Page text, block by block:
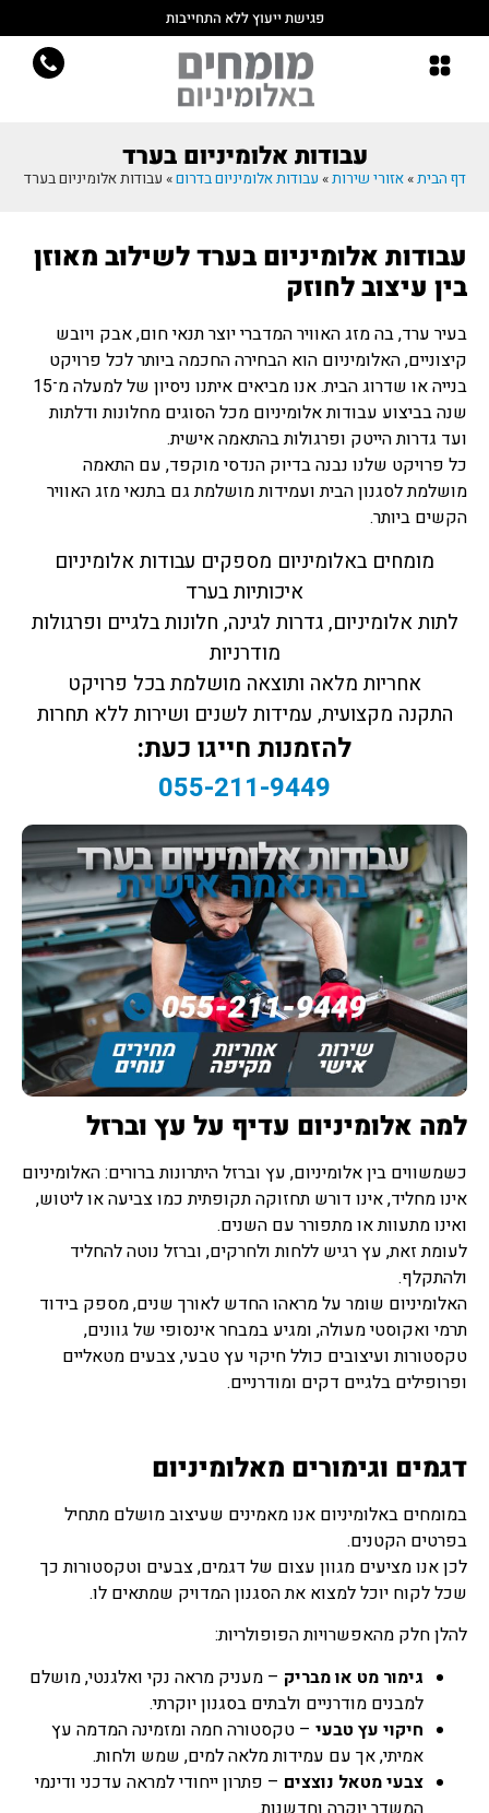
פגישת ייעוץ ללא התחייבות
עבודות אלומיניום בערד
דף הבית»אזורי שירות» עבודות אלומיניום בדרום» עבודות אלומיניום בערד
עבודות אלומיניום בערד לשילוב מאוזן
בין עיצוב לחוזק
בעיר ערד, בה מזג האוויר המדברי יוצר תנאי חום, אבק ויובש
קיצוניים, האלומיניום הוא הבחירה החכמה ביותר לכל פרויקט
בנייה או שדרוג הבית. אנו מביאים איתנו ניסיון של למעלה מ־15
שנה בביצוע עבודות אלומיניום מכל הסוגים מחלונות ודלתות
ועד גדרות הייטק ופרגולות בהתאמה אישית.
כל פרויקט שלנו נבנה בדיוק הנדסי מוקפד, עם התאמה
מושלמת לסגנון הבית ועמידות מושלמת גם בתנאי מזג האוויר
הקשים ביותר.
מומחים באלומיניום מספקים עבודות אלומיניום
איכותיות בערד
לתות אלומיניום, גדרות לגינה, חלונות בלגיים ופרגולות
מודרניות
אחריות מלאה ותוצאה מושלמת בכל פרויקט
התקנה מקצועית, עמידות לשנים ושירות ללא תחרות
להזמנות חייגו כעת:
055-211-9449
למה אלומיניום עדיף על עץ וברזל
כשמשווים בין אלומיניום, עץ וברזל היתרונות ברורים: האלומיניום
אינו מחליד, אינו דורש תחזוקה תקופתית כמו צביעה או ליטוש,
ואינו מתעוות או מתפורר עם השנים.
לעומת זאת, עץ רגיש ללחות ולחרקים, וברזל נוטה להחליד
ולהתקלף.
האלומיניום שומר על מראהו החדש לאורך שנים, מספק בידוד
תרמי ואקוסטי מעולה, ומגיע במבחר אינסופי של גוונים,
טקסטורות ועיצובים כולל חיקוי עץ טבעי, צבעים מטאליים
ופרופילים בלגיים דקים ומודרניים.
דגמים וגימורים מאלומיניום
במומחים באלומיניום אנו מאמינים שעיצוב מושלם מתחיל
בפרטים הקטנים.
לכן אנו מציעים מגוון עצום של דגמים, צבעים וטקסטורות כך
שכל לקוח יוכל למצוא את הסגנון המדויק שמתאים לו.
להלן חלק מהאפשרויות הפופולריות:
גימור מט או מבריק – מעניק מראה נקי ואלגנטי, מושלם
למבנים מודרניים ולבתים בסגנון יוקרתי.
חיקוי עץ טבעי – טקסטורה חמה ומזמינה המדמה עץ
אמיתי, אך עם עמידות מלאה למים, שמש ולחות.
צבעי מטאל נוצצים – פתרון ייחודי למראה עדכני ודינמי